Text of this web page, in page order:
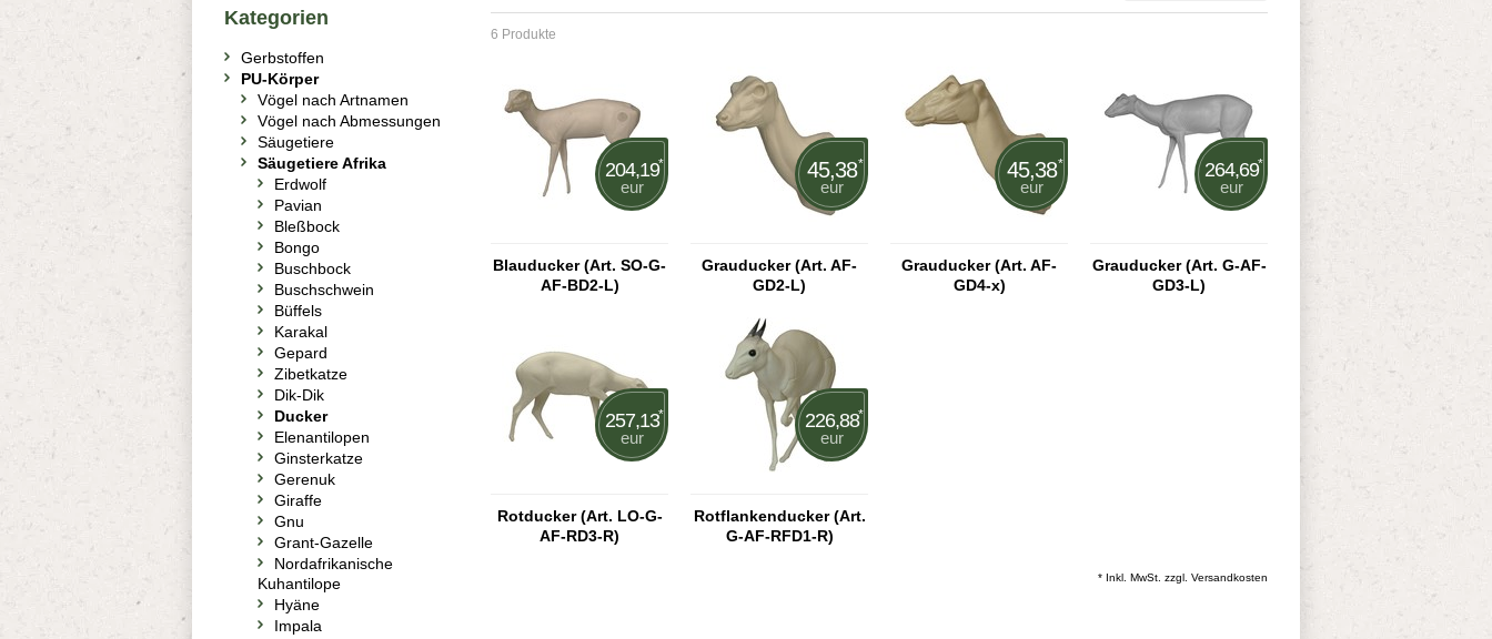
6 Produkte
204,19*
eur
Blauducker (Art. SO-G-
AF-BD2-L)
45,38*
eur
Grauducker (Art. AF-
GD2-L)
45,38*
eur
Grauducker (Art. AF-
GD4-x)
264,69*
eur
Grauducker (Art. G-AF-
GD3-L)
257,13*
eur
Rotducker (Art. LO-G-
AF-RD3-R)
226,88*
eur
Rotflankenducker (Art.
G-AF-RFD1-R)
* Inkl. MwSt. zzgl. Versandkosten
Kategorien
Gerbstoffen
PU-Körper
Vögel nach Artnamen
Vögel nach Abmessungen
Säugetiere
Säugetiere Afrika
Erdwolf
Pavian
Bleßbock
Bongo
Buschbock
Buschschwein
Büffels
Karakal
Gepard
Zibetkatze
Dik-Dik
Ducker
Elenantilopen
Ginsterkatze
Gerenuk
Giraffe
Gnu
Grant-Gazelle
Nordafrikanische
Kuhantilope
Hyäne
Impala